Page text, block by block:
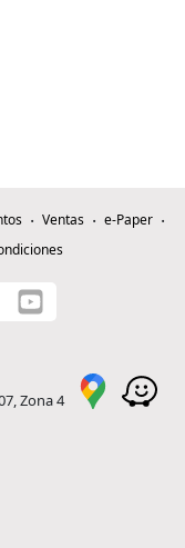
Ventas
e-Paper
Zona 4